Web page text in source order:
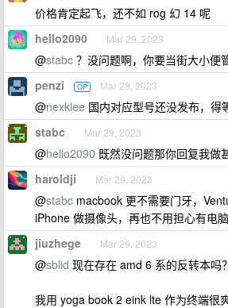
价格肯定起飞，还不如 rog 幻 14 呢
hello2090 Mar 29, 2023
@stabc ？没问题啊，你要当街大小便
penzi OP Mar 29, 2023
@nexklee 国内对应型号还没发布，得
stabc Mar 29, 2023
@hello2090 既然没问题那你回复我做
haroldji Mar 29, 2023
@stabc macbook 更不需要门牙，
iPhone 做摄像头，再也不用担心有电
jiuzhege Mar 29, 2023
@sblid 现在存在 amd 6 系的反转本吗？
我用 yoga book 2 eink lte 作为终端很